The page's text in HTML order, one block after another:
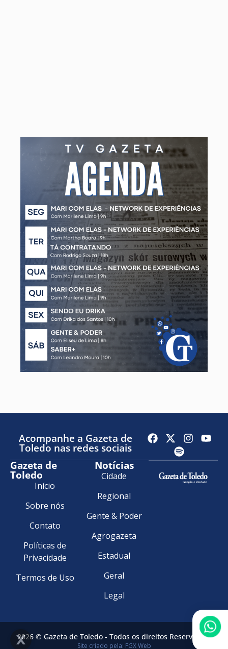
Acompanhe a Gazeta de
Toledo nas redes sociais
Gazeta de
Toledo
Início
Sobre nós
Contato
Políticas de
Privacidade
Termos de Uso
Notícias
Cidade
Regional
Gente & Poder
Agrogazeta
Estadual
Geral
Legal
2026 © Gazeta de Toledo - Todos os direitos Reservados.
Site criado pela: FGX Web